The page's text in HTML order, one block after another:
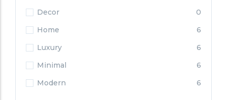
Decor
0
Home
6
Luxury
6
Minimal
6
Modern
6